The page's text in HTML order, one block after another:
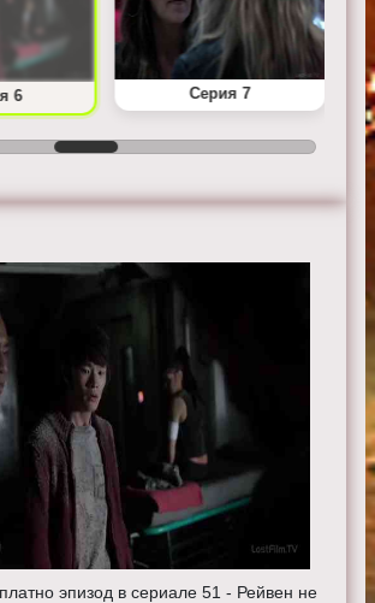
6 Серия 7
эпизод в сериале 51 - Рейвен не